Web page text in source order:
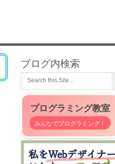
ブログ内検索
プログラミング教室
みんなでプログラミング！